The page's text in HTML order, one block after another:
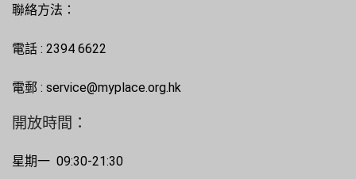
聯絡方法：
電話 : 2394 6622
電郵 : service@myplace.org.hk
開放時間：
星期一 09:30-21:30